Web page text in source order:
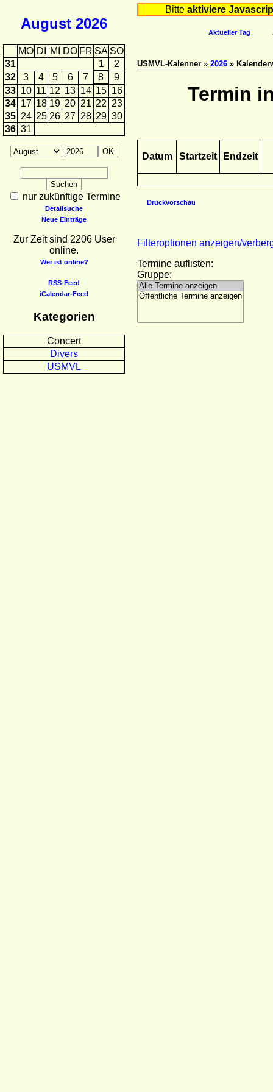
August 2026
MO DI MI DO FR SA SO
31
1
2
32
3 4 5 6 7 8
9
33 10 11 12 13 14 15 16
34 17 18 19 20 21 22 23
35 24 25 26 27 28 29 30
36 31
nur zukünftige Termine
Detailsuche
Neue Einträge
Zur Zeit sind 2206 User
online.
Wer ist online?
RSS-Feed
iCalendar-Feed
Kategorien
Concert
Divers
USMVL
Bitte aktiviere
Aktueller Tag
USMVL-Kalenner » 2026 »
Termin
Datum Startzeit Endzeit
Druckvorschau
Filteroptionen anzeigen/
Termine auflisten:
Gruppe: